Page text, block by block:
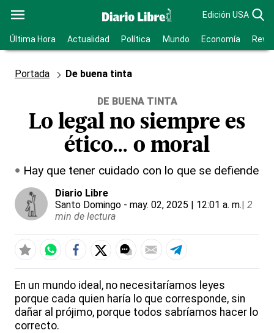
Edición USA
Última Hora Actualidad Política Mundo Economía
Portada De buena tinta
DE BUENA TINTA
Lo legal no siempre es
ético... o moral
Hay que tener cuidado con lo que se defiende
Diario Libre
Santo Domingo - may. 02, 2025 | 12:01 a. m.| 2
min de lectura
En un mundo ideal, no necesitaríamos leyes
porque cada quien haría lo que corresponde, sin
dañar al prójimo, porque todos sabríamos hacer lo
correcto.